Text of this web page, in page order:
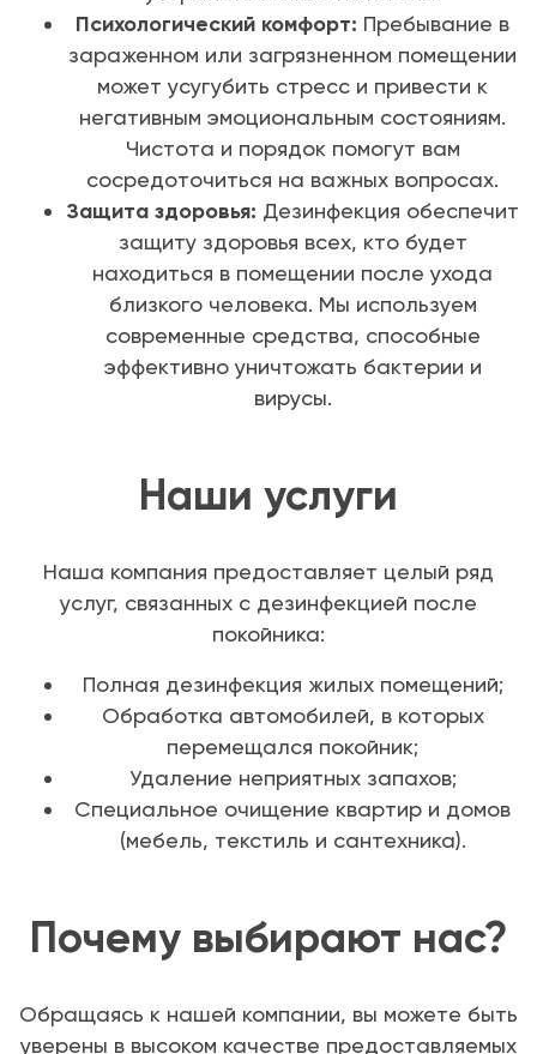
Психологический комфорт: Пребывание в
зараженном или загрязненном помещении
может усугубить стресс и привести к
негативным эмоциональным состояниям.
Чистота и порядок помогут вам
сосредоточиться на важных вопросах.
Защита здоровья: Дезинфекция обеспечит
защиту здоровья всех, кто будет
находиться в помещении после ухода
близкого человека. Мы используем
современные средства, способные
эффективно уничтожать бактерии и
вирусы.
Наши услуги
Наша компания предоставляет целый ряд
услуг, связанных с дезинфекцией после
покойника:
Полная дезинфекция жилых помещений;
Обработка автомобилей, в которых
перемещался покойник;
Удаление неприятных запахов;
Специальное очищение квартир и домов
(мебель, текстиль и сантехника).
Почему выбирают нас?
Обращаясь к нашей компании, вы можете быть
уверены в высоком качестве предоставляемых